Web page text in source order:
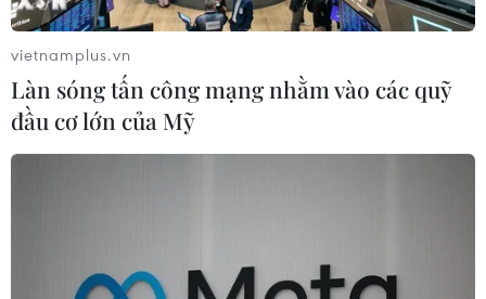
đầu bảng'
vietnamplus.vn
Làn sóng tấn công mạng nhằm vào các quỹ
đầu cơ lớn của Mỹ